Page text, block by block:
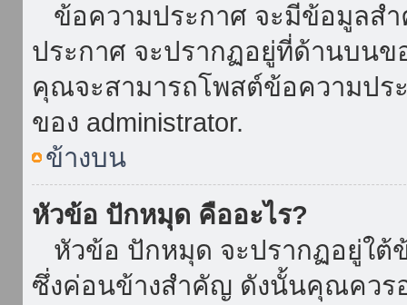
ข้อความประกาศ จะมีข้อมูลส
ประกาศ จะปรากฏอยู่ที่ด้านบนข
คุณจะสามารถโพสต์ข้อความป
ของ administrator.
ข้างบน
หัวข้อ ปักหมุด คืออะไร?
หัวข้อ ปักหมุด จะปรากฏอยู่ใต้
ซึ่งค่อนข้างสำคัญ ดังนั้นคุณควร